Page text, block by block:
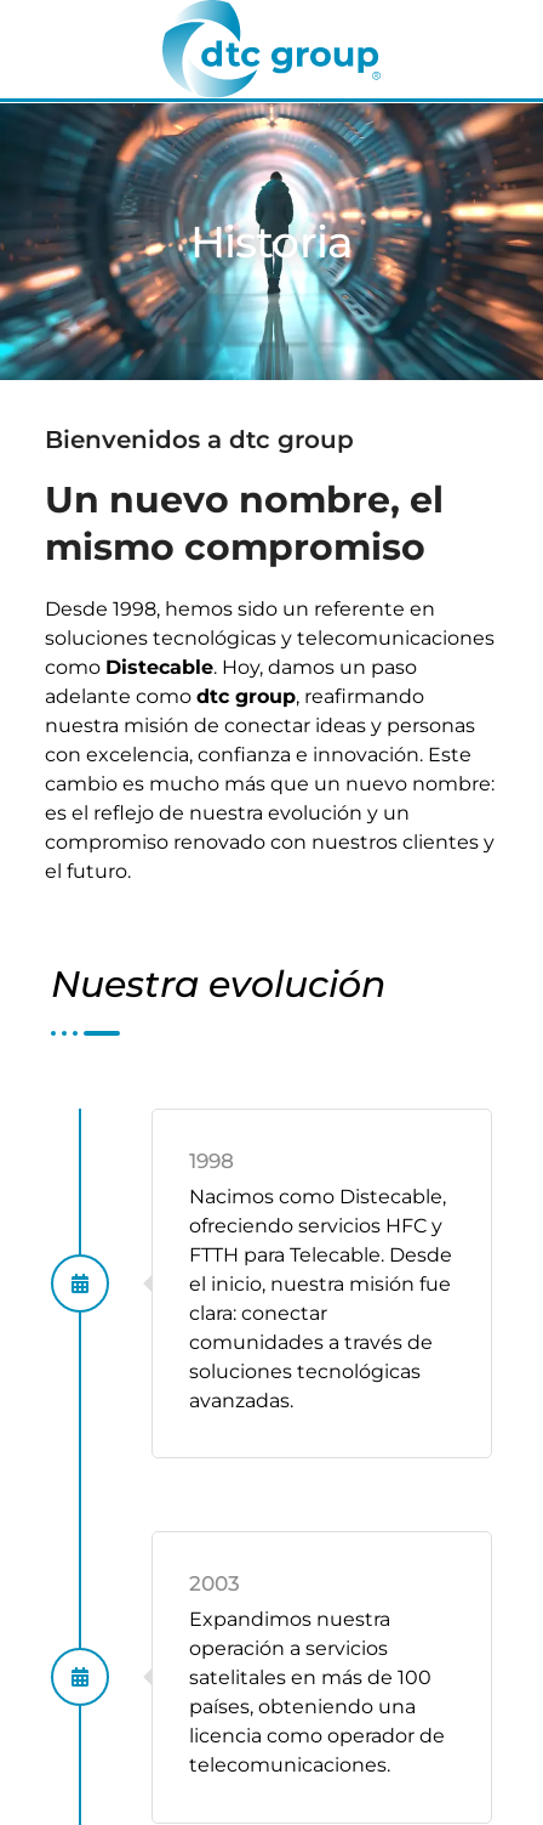
Historia
Bienvenidos a dtc group
Un nuevo nombre, el
mismo compromiso
Desde 1998, hemos sido un referente en
soluciones tecnológicas y telecomunicaciones
como Distecable. Hoy, damos un paso
adelante como dtc group, reafirmando
nuestra misión de conectar ideas y personas
con excelencia, confianza e innovación. Este
cambio es mucho más que un nuevo nombre:
es el reflejo de nuestra evolución y un
compromiso renovado con nuestros clientes y
el futuro.
Nuestra evolución
1998
Nacimos como Distecable,
ofreciendo servicios HFC y
FTTH para Telecable. Desde
el inicio, nuestra misión fue
clara: conectar
comunidades a través de
soluciones tecnológicas
avanzadas.
2003
Expandimos nuestra
operación a servicios
satelitales en más de 100
países, obteniendo una
licencia como operador de
telecomunicaciones.